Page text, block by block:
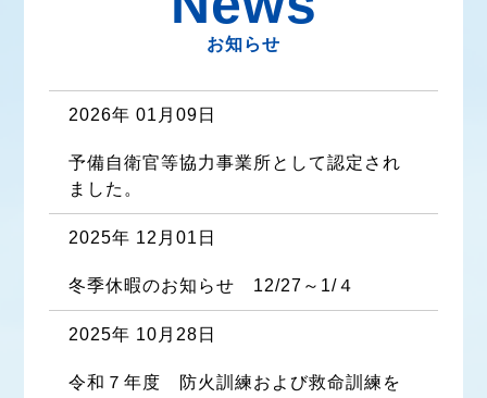
お知らせ
2026年 01月09日
予備自衛官等協力事業所として認定され
ました。
2025年 12月01日
冬季休暇のお知らせ　12/27～1/４
2025年 10月28日
令和７年度　防火訓練および救命訓練を